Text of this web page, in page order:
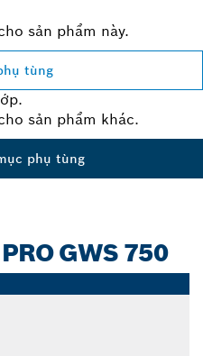
sản phẩm này.
tùng
sản phẩm khác.
phụ tùng
GWS 750